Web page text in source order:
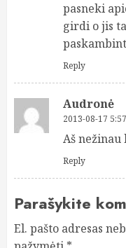
pasneki
girdi o jis
Reply
Audronė
2013-08-17 5:57
Aš
Reply
Parašykite
El. pašto adresas